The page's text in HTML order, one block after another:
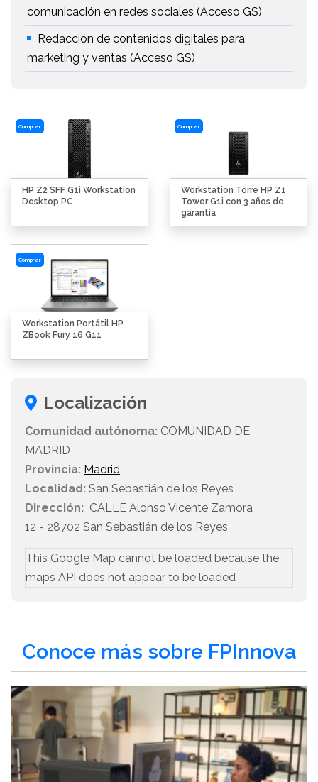
comunicación en redes sociales (Acceso GS)
Redacción de contenidos digitales para
marketing y ventas (Acceso GS)
Comprar
HP Z2 SFF G1i Workstation
Desktop PC
Comprar
Workstation Torre HP Z1
Tower G1i con 3 años de
garantía
Comprar
Workstation Portátil HP
ZBook Fury 16 G11
Localización
Comunidad autónoma: COMUNIDAD DE
MADRID
Provincia: Madrid
Localidad: San Sebastián de los Reyes
Dirección: CALLE Alonso Vicente Zamora
12 - 28702 San Sebastián de los Reyes
This Google Map cannot be loaded because the
maps API does not appear to be loaded
Conoce más sobre FPInnova